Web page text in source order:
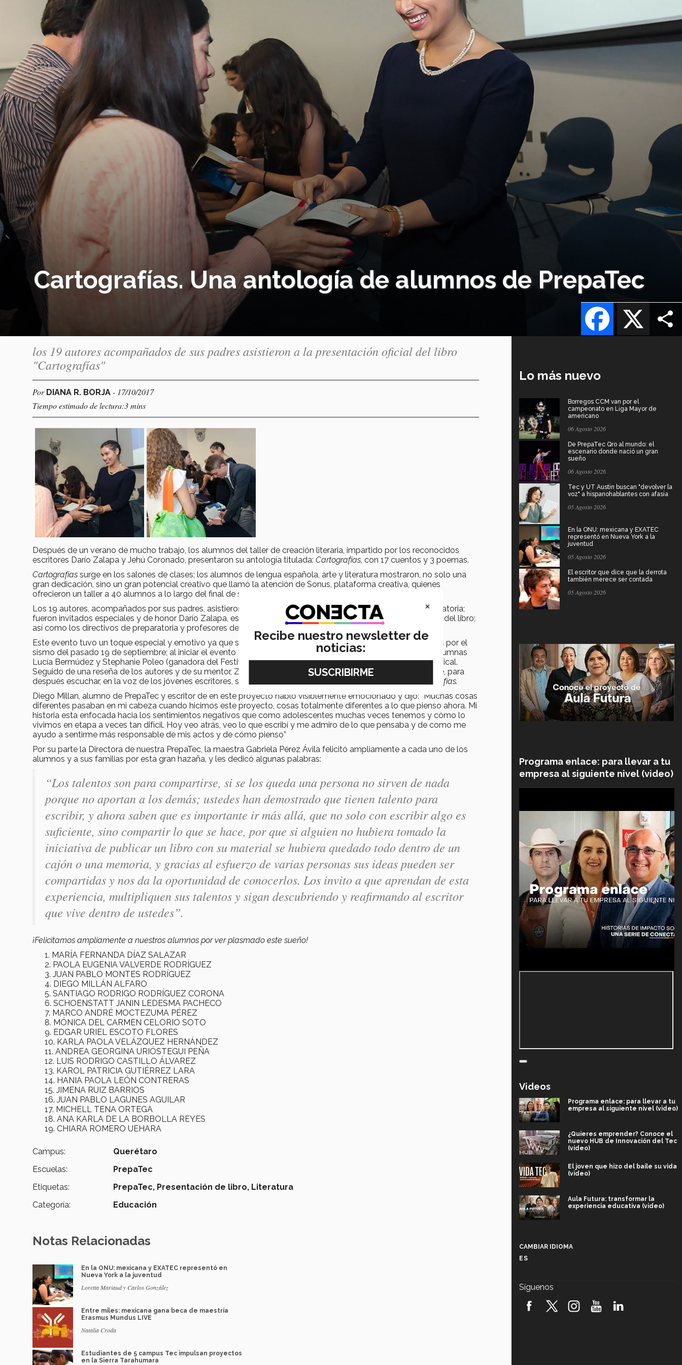
Cartografías. Una antología de alumnos de PrepaTec
X
Facebook
los 19 autores acompañados de sus padres asistieron a la presentación oficial del libro
"Cartografías"
Por DIANA R. BORJA - 17/10/2017
Tiempo estimado de lectura:3 mins
Después de un verano de mucho trabajo, los alumnos del taller de creación literaria, impartido por los reconocidos
escritores Darío Zalapa y Jehú Coronado, presentaron su antología titulada: Cartografías, con 17 cuentos y 3 poemas.
Cartografías surge en los salones de clases; los alumnos de lengua española, arte y literatura mostraron, no solo una
gran dedicación, sino un gran potencial creativo que llamó la atención de Sonus, plataforma creativa, quienes
ofrecieron un taller a 40 alumnos a lo largo del final de semestre enero-mayo 2016 y el verano del mismo.
Los 19 autores, acompañados por sus padres, asistieron al evento organizado por el departamento de preparatoria;
fueron invitados especiales y de honor Darío Zalapa, escritor, y Martín Fontecilla, patrocinador de la impresión del libro;
así como los directivos de preparatoria y profesores de la academia de español.
Este evento tuvo un toque especial y emotivo ya que se dedicó especialmentein memoriamde los afectados por el
sismo del pasado 19 de septiembre; al iniciar el evento todo se llenó de emoción con la participación de las alumnas
Lucía Bermúdez y Stephanie Poleo (ganadora del Festival de la canción), quienes presentaron un número musical.
Seguido de una reseña de los autores y de su mentor, Zalapa quien expresó su opinión en un emotivo mensaje, para
después escuchar, en la voz de los jóvenes escritores, sus experiencias e historias que dieron origen a
Cartografías.
Diego Millan, alumno de PrepaTec y escritor de en este proyecto habló visiblemente emocionado y dijo: “Muchas cosas
diferentes pasaban en mi cabeza cuando hicimos este proyecto, cosas totalmente diferentes a lo que pienso ahora. Mi
historia esta enfocada hacia los sentimientos negativos que como adolescentes muchas veces tenemos y cómo lo
vivimos en etapa a veces tan difícil. Hoy veo atrás, veo lo que escribí y me admiro de lo que pensaba y de como me
ayudo a sentirme más responsable de mis actos y de cómo pienso”
Por su parte la Directora de nuestra PrepaTec, la maestra Gabriela Pérez Ávila felicitó ampliamente a cada uno de los
alumnos y a sus familias por esta gran hazaña, y les dedicó algunas palabras:
“Los talentos son para compartirse, si se los queda una persona no sirven de nada
porque no aportan a los demás; ustedes han demostrado que tienen talento para
escribir, y ahora saben que es importante ir más allá, que no solo con escribir algo es
suficiente, sino compartir lo que se hace, por que si alguien no hubiera tomado la
iniciativa de publicar un libro con su material se hubiera quedado todo dentro de un
cajón o una memoria, y gracias al esfuerzo de varias personas sus ideas pueden ser
compartidas y nos da la oportunidad de conocerlos. Los invito a que aprendan de esta
experiencia, multipliquen sus talentos y sigan descubriendo y reafirmando al escritor
que vive dentro de ustedes”.
¡Felicitamos ampliamente a nuestros alumnos por ver plasmado este sueño!
MARÍA FERNANDA DÍAZ SALAZAR
PAOLA EUGENIA VALVERDE RODRÍGUEZ
JUAN PABLO MONTES RODRÍGUEZ
DIEGO MILLÁN ALFARO
SANTIAGO RODRIGO RODRÍGUEZ CORONA
SCHOENSTATT JANIN LEDESMA PACHECO
MARCO ANDRÉ MOCTEZUMA PÉREZ
MÓNICA DEL CARMEN CELORIO SOTO
EDGAR URIEL ESCOTO FLORES
KARLA PAOLA VELÁZQUEZ HERNÁNDEZ
ANDREA GEORGINA URIÓSTEGUI PEÑA
LUIS RODRIGO CASTILLO ÁLVAREZ
KAROL PATRICIA GUTIÉRREZ LARA
HANIA PAOLA LEÓN CONTRERAS
JIMENA RUIZ BARRIOS
JUAN PABLO LAGUNES AGUILAR
MICHELL TENA ORTEGA
ANA KARLA DE LA BORBOLLA REYES
CHIARA ROMERO UEHARA
Campus:
Querétaro
Escuelas:
PrepaTec
Etiquetas:
PrepaTec, Presentación de libro, Literatura
Categoría:
Educación
Notas Relacionadas
En la ONU: mexicana y EXATEC representó en
Nueva York a la juventud
Loretta Mariaud y Carlos González
Entre miles: mexicana gana beca de maestría
Erasmus Mundus LIVE
Natalia Croda
Estudiantes de 5 campus Tec impulsan proyectos
en la Sierra Tarahumara
Lo más nuevo
Borregos CCM van por el
campeonato en Liga Mayor de
americano
06 Agosto 2026
De PrepaTec Qro al mundo: el
escenario donde nació un gran
sueño
06 Agosto 2026
Tec y UT Austin buscan "devolver la
voz" a hispanohablantes con afasia
05 Agosto 2026
En la ONU: mexicana y EXATEC
representó en Nueva York a la
juventud
05 Agosto 2026
El escritor que dice que la derrota
también merece ser contada
05 Agosto 2026
Programa enlace: para llevar a tu
empresa al siguiente nivel (video)
Videos
Programa enlace: para llevar a tu
empresa al siguiente nivel (video)
¿Quieres emprender? Conoce el
nuevo HUB de Innovación del Tec
(video)
El joven que hizo del baile su vida
(video)
Aula Futura: transformar la
experiencia educativa (video)
robótica FIRST 2026! (video)
CAMBIAR IDIOMA
ES
Síguenos
×
Recibe nuestro newsletter de
noticias: